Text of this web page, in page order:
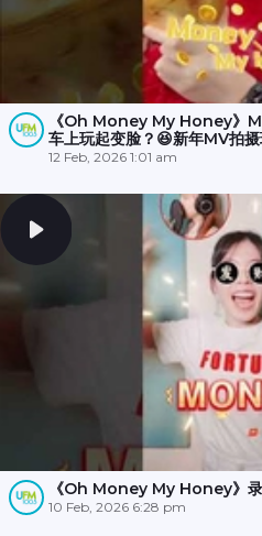
《Oh Money My Honey》
车上玩起变脸？😆新年MV拍
12 Feb, 2026 1:01 am
《Oh Money My Honey》
10 Feb, 2026 6:28 pm